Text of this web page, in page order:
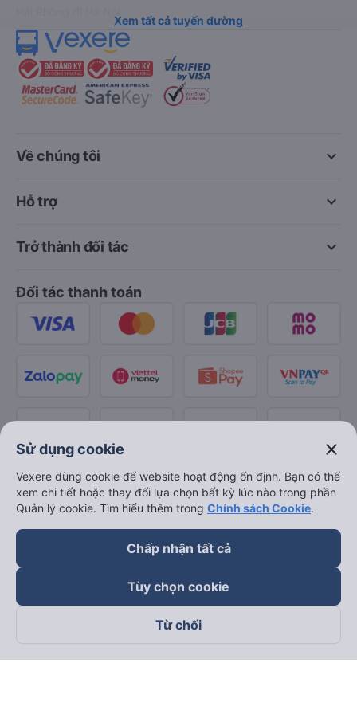
Xem tất cả tuyến đường
keyboard_arrow_down
Về chúng tôi
keyboard_arrow_down
Hỗ trợ
keyboard_arrow_down
Trở thành đối tác
Đối tác thanh toán
Theo dõi chúng tôi trên
Sử dụng cookie close
Vexere dùng cookie để website hoạt động ổn định. Bạn có thể
xem chi tiết hoặc thay đổi lựa chọn bất kỳ lúc nào trong phần
Quản lý cookie. Tìm hiểu thêm trong Chính sách Cookie.
Chấp nhận tất cả
Tùy chọn cookie
Từ chối